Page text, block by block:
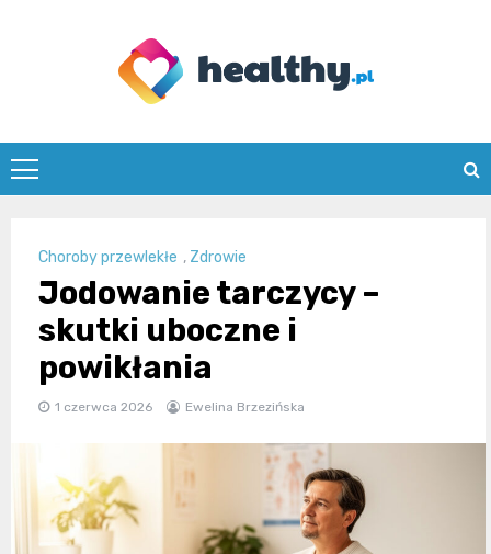
healthy.pl
Choroby przewlekłe , Zdrowie
Jodowanie tarczycy –
skutki uboczne i
powikłania
1 czerwca 2026 Ewelina Brzezińska